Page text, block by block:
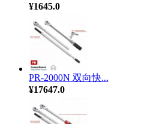
¥1645.0
PR-2000N 双向快...
¥17647.0